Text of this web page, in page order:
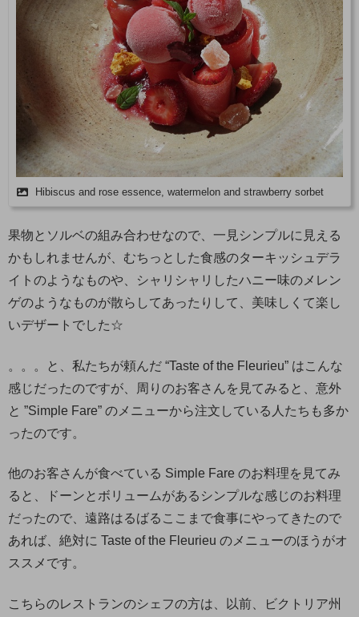
Hibiscus and rose essence, watermelon and strawberry sorbet
果物とソルベの組み合わせなので、一見シンプルに見える
かもしれませんが、むちっとした食感のターキッシュデラ
イトのようなものや、シャリシャリしたハニー味のメレン
ゲのようなものが散らしてあったりして、美味しくて楽し
いデザートでした☆
。。。と、私たちが頼んだ “Taste of the Fleurieu” はこんな
感じだったのですが、周りのお客さんを見てみると、意外
と ”Simple Fare” のメニューから注文している人たちも多か
ったのです。
他のお客さんが食べている Simple Fare のお料理を見てみ
ると、ドーンとボリュームがあるシンプルな感じのお料理
だったので、遠路はるばるここまで食事にやってきたので
あれば、絶対に Taste of the Fleurieu のメニューのほうがオ
ススメです。
こちらのレストランのシェフの方は、以前、ビクトリア州